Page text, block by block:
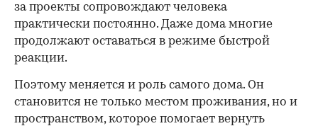
за проекты сопровождают человека
практически постоянно. Даже дома многие
продолжают оставаться в режиме быстрой
реакции.
Поэтому меняется и роль самого дома. Он
становится не только местом проживания, но и
пространством, которое помогает вернуть